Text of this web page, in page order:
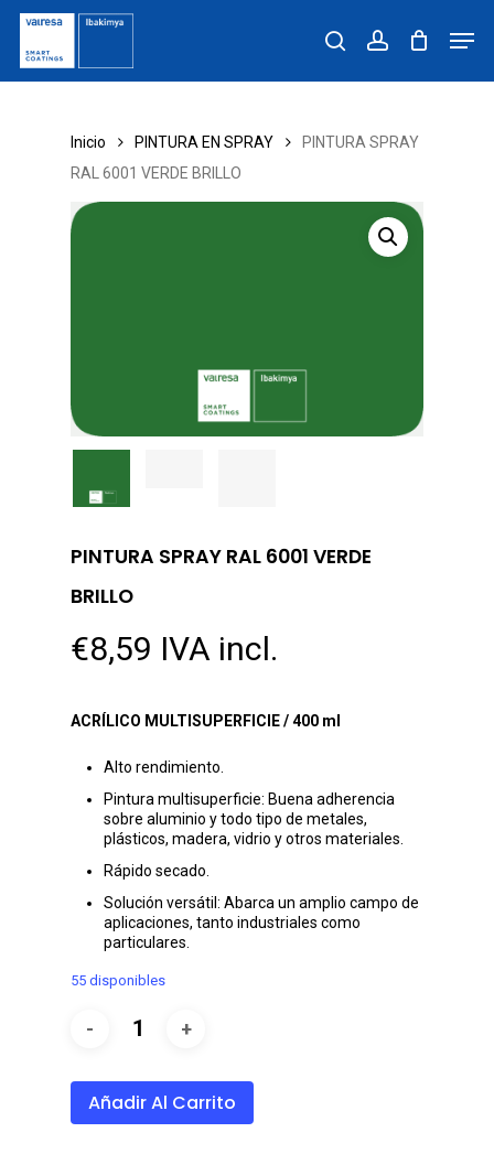
Skip
main
content
searchaccount
Inicio PINTURA EN SPRAY
PINTURA SPRAY
RAL 6001 VERDE BRILLO
PINTURA SPRAY RAL 6001 VERDE
BRILLO
€8,59 IVA incl.
ACRÍLICO MULTISUPERFICIE / 400 ml
Alto rendimiento.
Pintura multisuperficie: Buena adherencia
sobre aluminio y todo tipo de metales,
plásticos, madera, vidrio y otros materiales.
Rápido secado.
Solución versátil: Abarca un amplio campo de
aplicaciones, tanto industriales como
particulares.
55 disponibles
Añadir Al Carrito